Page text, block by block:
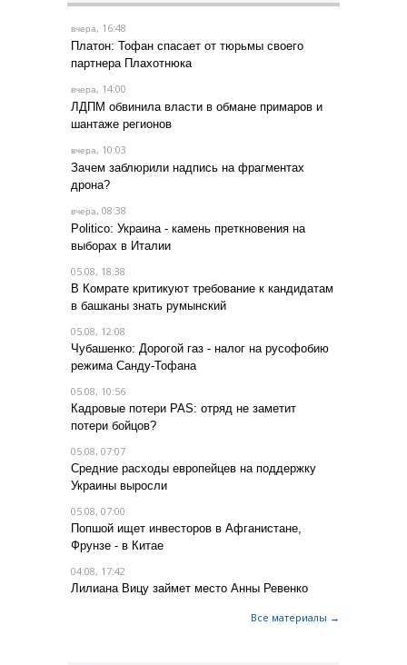
вчера, 16:48
Платон: Тофан спасает от тюрьмы своего
партнера Плахотнюка
вчера, 14:00
ЛДПМ обвинила власти в обмане примаров и
шантаже регионов
вчера, 10:03
Зачем заблюрили надпись на фрагментах
дрона?
вчера, 08:38
Politico: Украина - камень преткновения на
выборах в Италии
05.08, 18:38
В Комрате критикуют требование к кандидатам
в башканы знать румынский
05.08, 12:08
Чубашенко: Дорогой газ - налог на русофобию
режима Санду-Тофана
05.08, 10:56
Кадровые потери PAS: отряд не заметит
потери бойцов?
05.08, 07:07
Средние расходы европейцев на поддержку
Украины выросли
05.08, 07:00
Попшой ищет инвесторов в Афганистане,
Фрунзе - в Китае
04.08, 17:42
Лилиана Вицу займет место Анны Ревенко
Все материалы →